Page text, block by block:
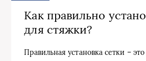
Как правильно
для стяжки?
Правильная установка сетки – это